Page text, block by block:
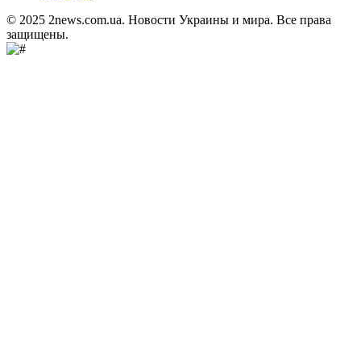
© 2025 2news.com.ua. Новости Украины и мира. Все права
защищены.